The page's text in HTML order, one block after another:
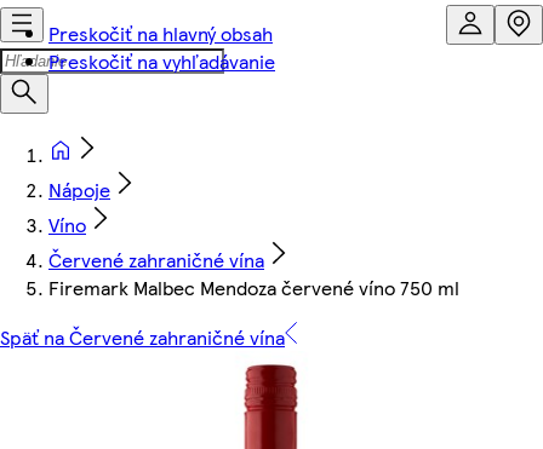
Preskočiť na hlavný obsah
Preskočiť na vyhľadávanie
Nápoje
Víno
Červené zahraničné vína
Firemark Malbec Mendoza červené víno 750 ml
Späť na Červené zahraničné vína